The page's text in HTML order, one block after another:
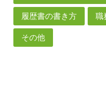
履歴書の書き方 職
その他